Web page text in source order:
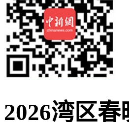
2026湾区